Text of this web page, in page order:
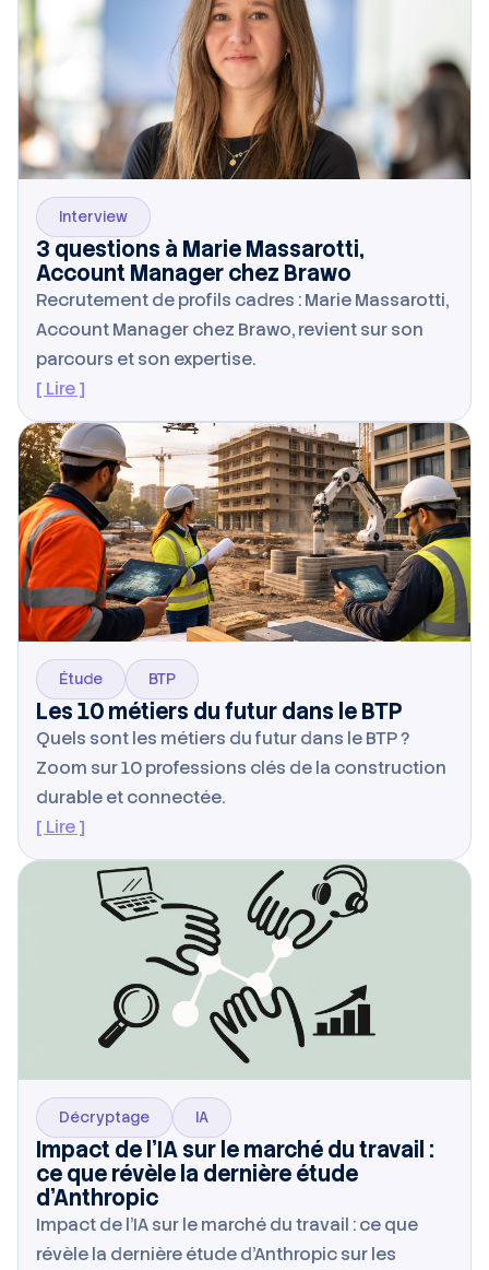
Interview
3 questions à Marie Massarotti,
Account Manager chez Brawo
Recrutement de profils cadres : Marie Massarotti,
Account Manager chez Brawo, revient sur son
parcours et son expertise.
[ Lire ]
Étude BTP
Les 10 métiers du futur dans le BTP
Quels sont les métiers du futur dans le BTP ?
Zoom sur 10 professions clés de la construction
durable et connectée.
[ Lire ]
Décryptage IA
Impact de l’IA sur le marché du travail :
ce que révèle la dernière étude
d’Anthropic
Impact de l’IA sur le marché du travail : ce que
révèle la dernière étude d’Anthropic sur les